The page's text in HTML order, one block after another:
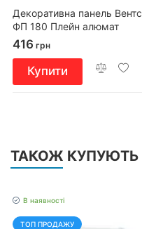
Декоративна панель Вентс
ФП 180 Плейн алюмат
416 грн
Купити
ТАКОЖ КУПУЮТЬ
В наявності
ТОП ПРОДАЖУ